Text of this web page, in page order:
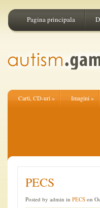
Pagina principala
Carti, CD-uri» Imagini»
PECS
Posted by admin in PECS on